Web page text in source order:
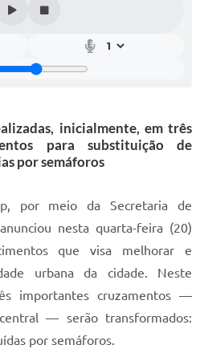
inicialmente, em três
para substituição de
por semáforos
por meio da Secretaria de
nesta quarta-feira (20)
que visa melhorar e
urbana da cidade. Neste
importantes cruzamentos —
— serão transformados:
por semáforos.